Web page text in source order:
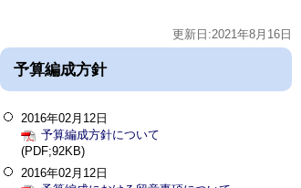
更新日:2021年8月16日
予算編成方針
2016年02月12日
予算編成方針について
(PDF;92KB)
2016年02月12日